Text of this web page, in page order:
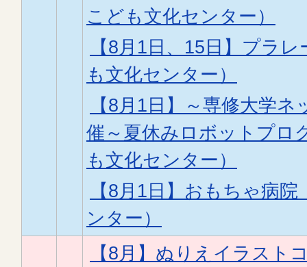
こども文化センター）
【8月1日、15日】プラ
も文化センター）
【8月1日】～専修大学
催～夏休みロボットプロ
も文化センター）
【8月1日】おもちゃ病
ンター）
【8月】ぬりえイラスト